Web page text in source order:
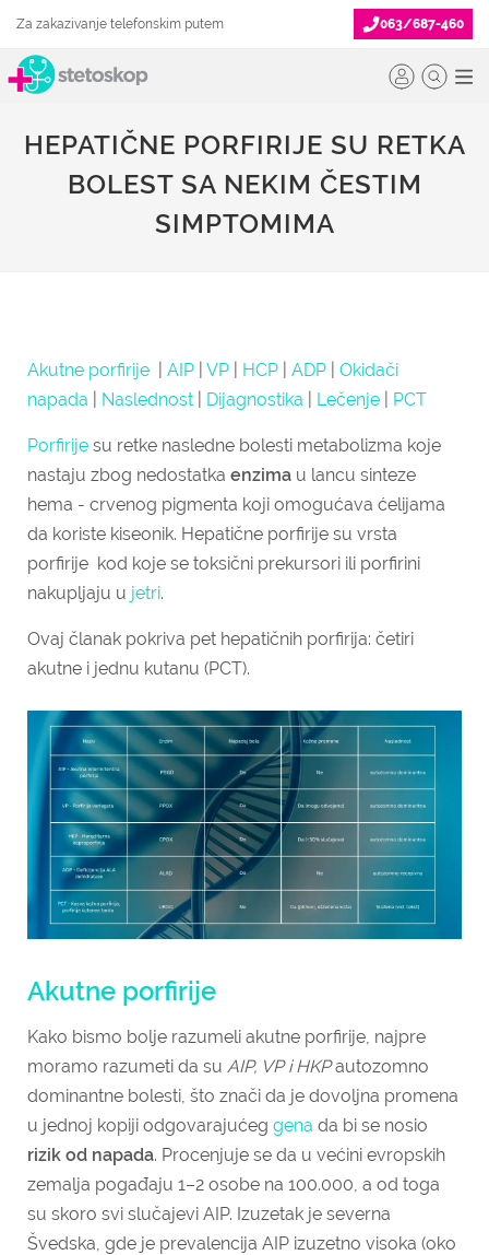
Za zakazivanje telefonskim putem 063/687-460
HEPATIČNE PORFIRIJE SU RETKA
BOLEST SA NEKIM ČESTIM
SIMPTOMIMA
Akutne porfirije AIP VP HCP ADP
Okidači
napada
Naslednost Dijagnostika Lečenje PCT
Porfirije su retke nasledne bolesti metabolizma koje
nastaju zbog nedostatka enzima u lancu sinteze
hema - crvenog pigmenta koji omogućava ćelijama
da koriste kiseonik. Hepatične porfirije su vrsta
porfirije kod koje se toksični prekursori ili porfirini
nakupljaju u jetri.
Ovaj članak pokriva pet hepatičnih porfirija: četiri
akutne i jednu kutanu (PCT).
Akutne porfirije
Kako bismo bolje razumeli akutne porfirije, najpre
moramo razumeti da su AIP, VP i HKPautozomno
dominantne bolesti, što znači da je dovoljna promena
u jednoj kopiji odgovarajućeg gena da bi se nosio
rizik od napada. Procenjuje se da u većini evropskih
zemalja pogađaju 1–2 osobe na 100.000, a od toga
su skoro svi slučajevi AIP. Izuzetak je severna
Švedska, gde je prevalencija AIP izuzetno visoka (oko